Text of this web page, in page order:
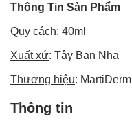
Thông Tin Sản Phẩm
Quy cách: 40ml
Xuất xứ: Tây Ban Nha
Thương hiệu: MartiDerm
Thông tin